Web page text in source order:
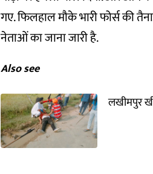
गए. फिलहाल मौके भारी फोर्स की
नेताओं का जाना जारी है.
Also see
लखीमपुर